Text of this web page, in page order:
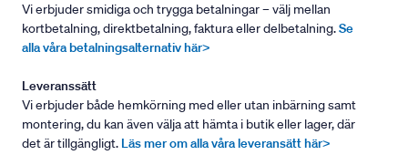
Vi erbjuder smidiga och trygga betalningar – välj mellan
kortbetalning, direktbetalning, faktura eller delbetalning.Se
alla våra betalningsalternativ här>
Leveranssätt
Vi erbjuder både hemkörning med eller utan inbärning samt
montering, du kan även välja att hämta i butik eller lager, där
det är tillgängligt. Läs mer om alla våra leveransätt här>